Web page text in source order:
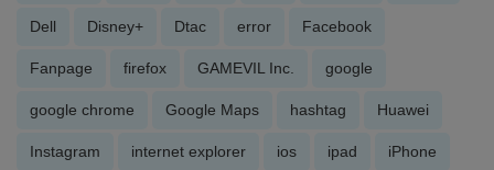
Dell Disney+ Dtac error Facebook
Fanpage firefox GAMEVIL Inc. google
google chrome Google Maps hashtag Huawei
Instagram internet explorer ios ipad iPhone